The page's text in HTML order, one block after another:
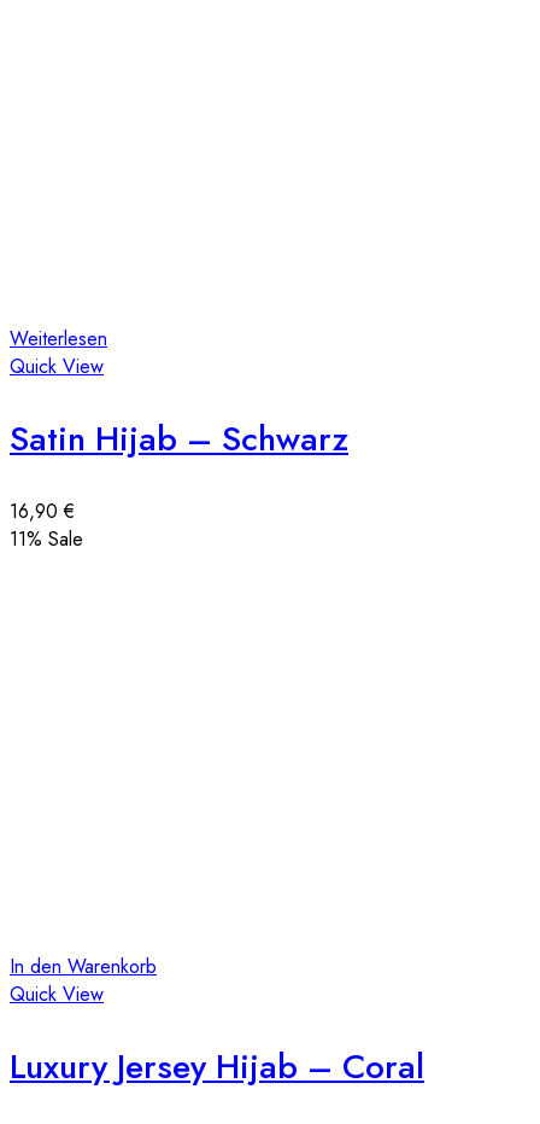
Weiterlesen
Quick View
Satin Hijab – Schwarz
16,90€
11% Sale
In den Warenkorb
Quick View
Luxury Jersey Hijab – Coral